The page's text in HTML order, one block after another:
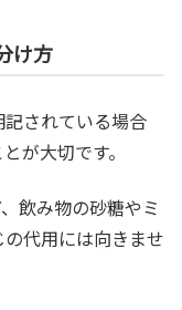
け方
されている場合
が大切です。
飲み物の砂糖やミ
代用には向きませ